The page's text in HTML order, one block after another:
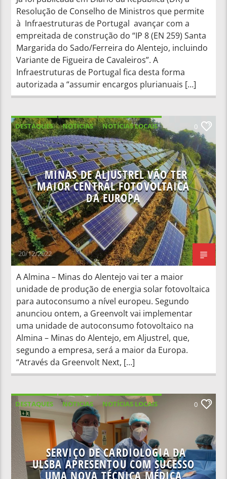
Resolução de Conselho de Ministros que permite
à Infraestruturas de Portugal avançar com a
empreitada de construção do “IP 8 (EN 259) Santa
Margarida do Sado/Ferreira do Alentejo, incluindo
Variante de Figueira de Cavaleiros”. A
Infraestruturas de Portugal fica desta forma
autorizada a “assumir encargos plurianuais […]
DESTAQUES NOTICIAS
NOTÍCIAS LOCAIS
NOTÍCIAS NACIONAIS
0
MINAS DE ALJUSTREL VÃO TER
MAIOR CENTRAL FOTOVOLTAICA
DA EUROPA
20/12/2022
A Almina – Minas do Alentejo vai ter a maior
unidade de produção de energia solar fotovoltaica
para autoconsumo a nível europeu. Segundo
anunciou ontem, a Greenvolt vai implementar
uma unidade de autoconsumo fotovoltaico na
Almina – Minas do Alentejo, em Aljustrel, que,
segundo a empresa, será a maior da Europa.
“Através da Greenvolt Next, […]
DESTAQUES NOTICIAS
NOTÍCIAS LOCAIS
NOTÍCIAS NACIONAIS
0
SERVIÇO DE CARDIOLOGIA DA
ULSBA APRESENTOU COM SUCESSO
UMA NOVA TÉCNICA MÉDICA